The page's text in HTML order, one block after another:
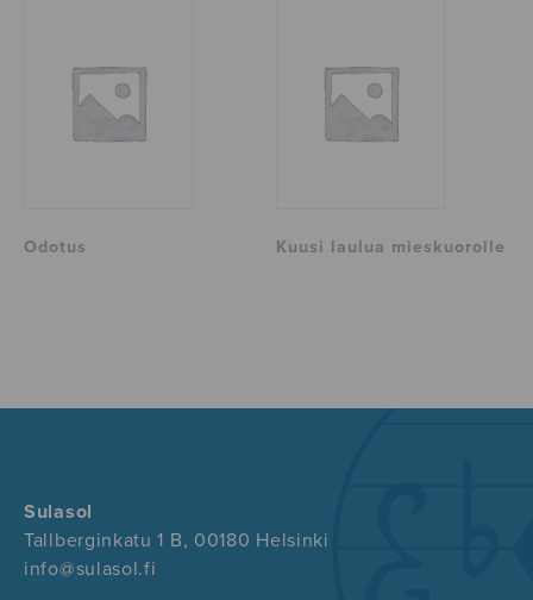
Odotus Kuusi laulua mieskuorolle
Sulasol
Tallberginkatu 1 B, 00180 Helsinki
info@sulasol.fi